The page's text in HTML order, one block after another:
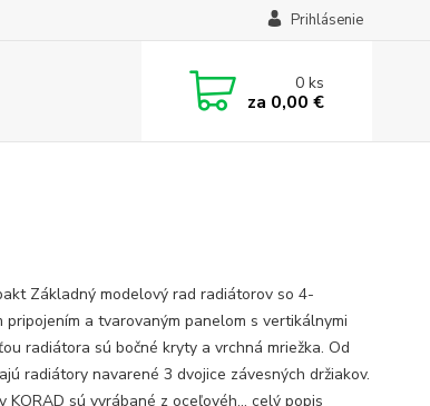
Prihlásenie
0ks
za 0,00 €
Základný modelový rad radiátorov so 4-
pripojením a tvarovaným panelom s vertikálnymi
radiátora sú bočné kryty a vrchná mriežka. Od
radiátory navarené 3 dvojice závesných držiakov.
KORAD sú vyrábané z oceľovéh... celý popis